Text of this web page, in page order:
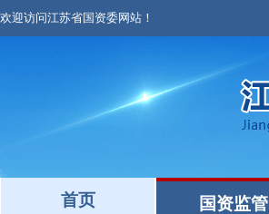
欢迎访问江苏省国资委网站！
首页 国资监管